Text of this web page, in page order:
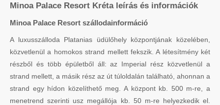
Minoa Palace Resort Kréta leírás és információk
Minoa Palace Resort szállodainformáció
A luxusszálloda Platanias üdülőhely központjának közelében,
közvetlenül a homokos strand mellett fekszik. A létesítmény két
részből és több épületből áll: az Imperial rész közvetlenül a
strand mellett, a másik rész az út túloldalán található, ahonnan a
strand egy hídon közelíthető meg. A központ kb. 500 m-re, a
menetrend szerinti usz megállója kb. 50 m-re helyezkedik el.